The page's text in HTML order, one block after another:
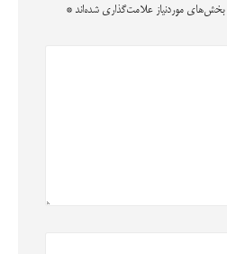
بخش‌های موردنیاز علامت‌گذاری شده‌اند *